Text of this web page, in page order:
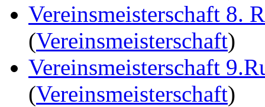
Vereinsmeisterschaft 8.
(Vereinsmeisterschaft)
Vereinsmeisterschaft
(Vereinsmeisterschaft)